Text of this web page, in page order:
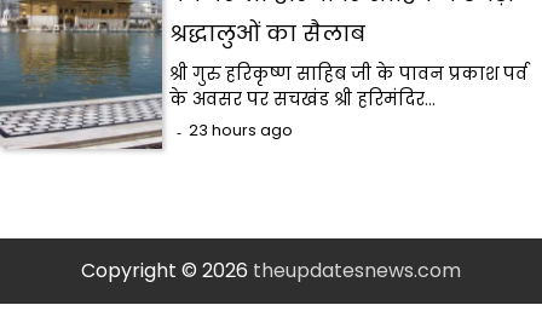
श्रद्धालुओं का सैलाब
श्री गुरु हरिकृष्ण साहिब जी के पावन प्रकाश पर्व
के अवसर पर सचखंड श्री हरिमंदिर…
23 hours ago
Copyright © 2026 theupdatesnews.com